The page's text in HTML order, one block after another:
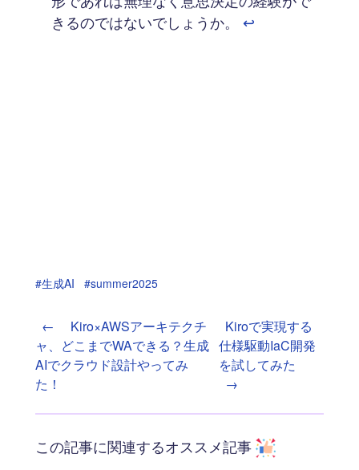
きるのではないでしょうか。 ↩︎
#生成AI #summer2025
←
Kiro×AWSアーキテクチ
ャ、どこまでWAできる？生成
AIでクラウド設計やってみ
た！
Kiroで実現する
仕様駆動IaC開発
を試してみた
→
この記事に関連するオススメ記事